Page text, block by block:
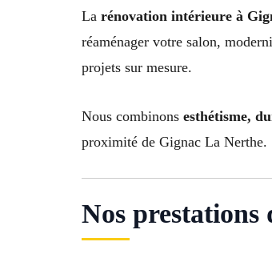
La rénovation intérieure à
réaménager votre salon,
projets sur mesure.
Nous combinons esthétisme,
proximité de Gignac La Nerthe.
Nos